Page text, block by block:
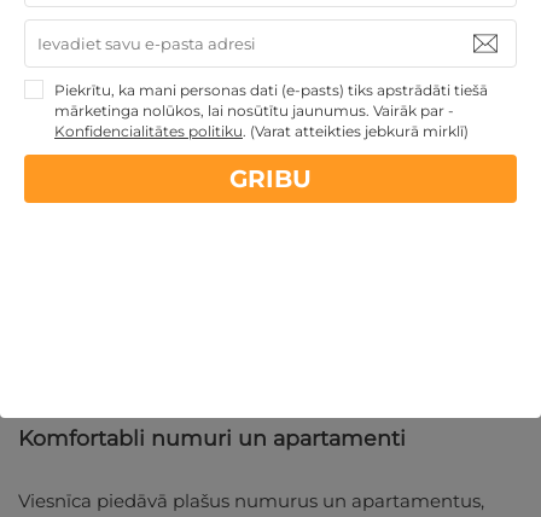
Atpūta upes krastā
Violeta Hotel Druskininkai atrodas Nemunas upes
krastā, nodrošinot viesiem skaistus skatus un iespēju
doties mierīgā pastaigā gar upes krastu.
Komfortabli numuri un apartamenti
Viesnīca piedāvā plašus numurus un apartamentus,
Piekrītu, ka mani personas dati (e-pasts) tiks apstrādāti tiešā
mārketinga nolūkos, lai nosūtītu jaunumus. Vairāk par -
Konfidencialitātes politiku. (Varat atteikties jebkurā mirklī)
GRIBU